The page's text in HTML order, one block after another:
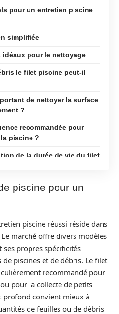
pour un entretien piscine
simplifiée
idéaux pour le nettoyage
le filet piscine peut-il
de nettoyer la surface
?
recommandée pour
la piscine ?
de la durée de vie du filet
piscine pour un
piscine réussi réside dans
marché offre divers modèles
ses propres spécificités
piscines et de débris. Le filet
recommandé pour
pour la collecte de petits
profond convient mieux à
de feuilles ou de débris